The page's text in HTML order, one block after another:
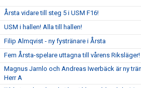
Årsta vidare till steg 5 i USM F16!
USM i hallen! Alla till hallen!
Filip Almqvist - ny fystränare i Årsta
Fem Årsta-spelare uttagna till vårens Riksläger!
Magnus Jarnlo och Andreas Iwerbäck är ny
Herr A